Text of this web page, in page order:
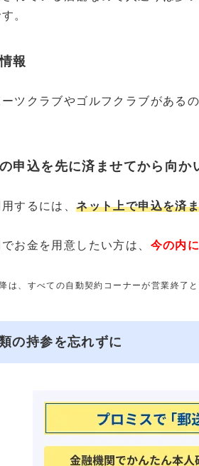
。
報
ツクラブやゴルフクラブがある
申込を先に済ませてから向か
するには、ネット上で申込を済
お金を用意したい方は、 今の内
、すべての自動契約コーナーが営業終了と
の持参を忘れずに